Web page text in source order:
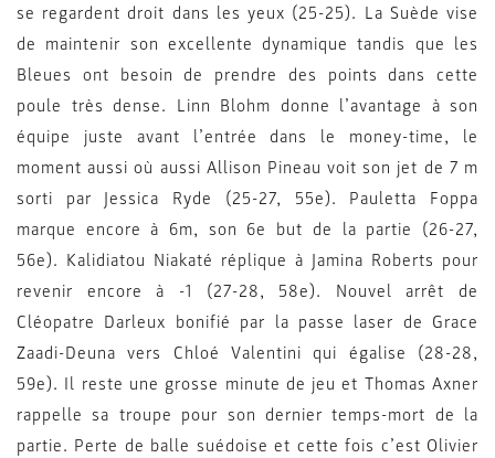
se regardent droit dans les yeux (25-25). La Suède vise
de maintenir son excellente dynamique tandis que les
Bleues ont besoin de prendre des points dans cette
poule très dense. Linn Blohm donne l’avantage à son
équipe juste avant l’entrée dans le money-time, le
moment aussi où aussi Allison Pineau voit son jet de 7 m
sorti par Jessica Ryde (25-27, 55e). Pauletta Foppa
marque encore à 6m, son 6e but de la partie (26-27,
56e). Kalidiatou Niakaté réplique à Jamina Roberts pour
revenir encore à -1 (27-28, 58e). Nouvel arrêt de
Cléopatre Darleux bonifié par la passe laser de Grace
Zaadi-Deuna vers Chloé Valentini qui égalise (28-28,
59e). Il reste une grosse minute de jeu et Thomas Axner
rappelle sa troupe pour son dernier temps-mort de la
partie. Perte de balle suédoise et cette fois c’est Olivier